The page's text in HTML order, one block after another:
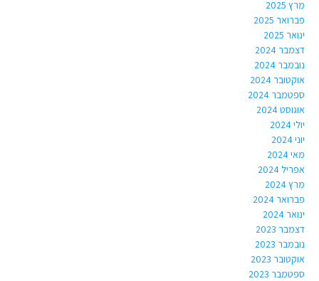
מרץ 2025
פברואר 2025
ינואר 2025
דצמבר 2024
נובמבר 2024
אוקטובר 2024
ספטמבר 2024
אוגוסט 2024
יולי 2024
יוני 2024
מאי 2024
אפריל 2024
מרץ 2024
פברואר 2024
ינואר 2024
דצמבר 2023
נובמבר 2023
אוקטובר 2023
ספטמבר 2023